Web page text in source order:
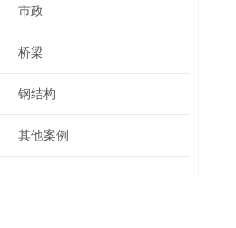
市政
桥梁
钢结构
其他案例